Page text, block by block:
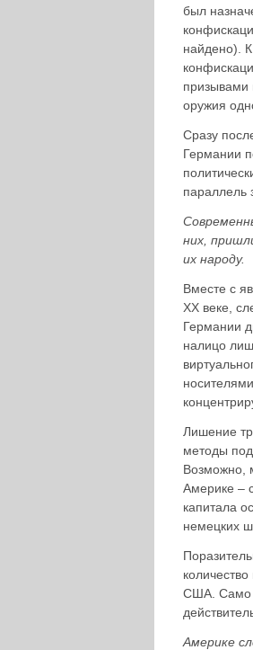
был
найдено).
призывами
оружия
Сразу
Германии
параллель
них,
их народу.
Вместе с
XX веке,
Германии
налицо
Лишение
методы
Возможно,
Америке –
капитала
немецких
США. Само
Америке